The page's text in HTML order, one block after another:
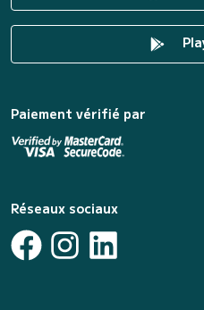
Paiement vérifié par
Réseaux sociaux